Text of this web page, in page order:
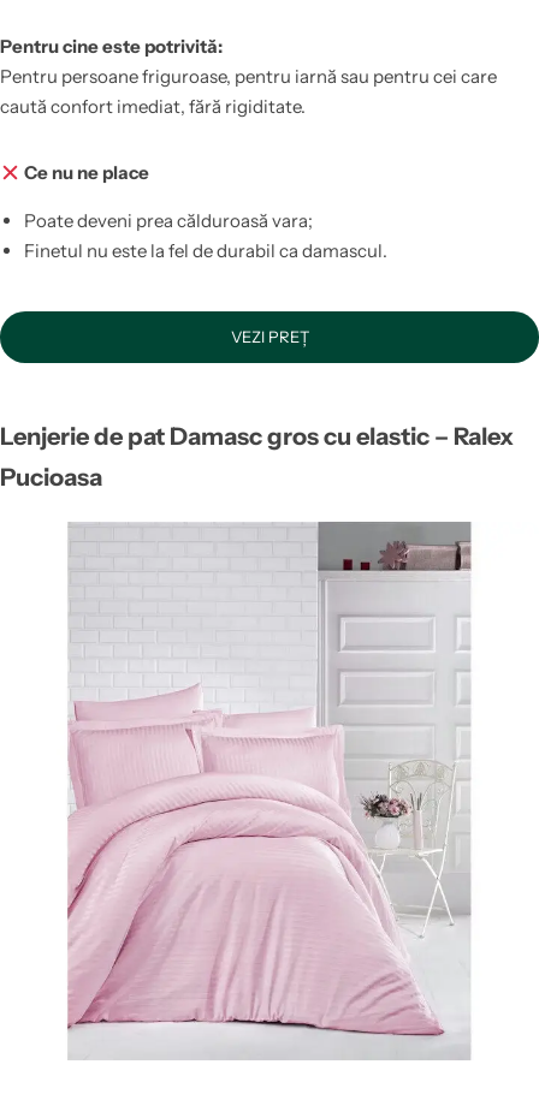
Pentru cine este potrivită:
Pentru persoane friguroase, pentru iarnă sau pentru cei care
caută confort imediat, fără rigiditate.
Ce nu ne place
Poate deveni prea călduroasă vara;
Finetul nu este la fel de durabil ca damascul.
VEZI PREȚ
Lenjerie de pat Damasc gros cu elastic – Ralex
Pucioasa